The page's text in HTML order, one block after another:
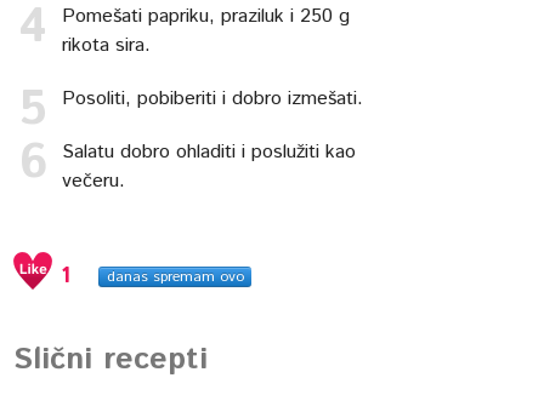
Pomešati papriku, praziluk i 250 g
rikota sira.
Posoliti, pobiberiti i dobro izmešati.
Salatu dobro ohladiti i poslužiti kao
večeru.
1 danas spremam ovo
Slični recepti